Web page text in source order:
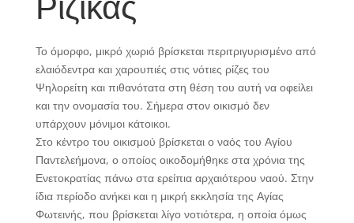
Το όμορφο, μικρό χωριό βρίσκεται περιτριγυρισμένο από
ελαιόδεντρα και χαρουπιές στις νότιες ρίζες του
Ψηλορείτη και πιθανότατα στη θέση του αυτή να οφείλει
και την ονομασία του. Σήμερα στον οικισμό δεν
υπάρχουν μόνιμοι κάτοικοι.
Στο κέντρο του οικισμού βρίσκεται ο ναός του Αγίου
Παντελεήμονα, ο οποίος οικοδομήθηκε στα χρόνια της
Ενετοκρατίας πάνω στα ερείπια αρχαιότερου ναού. Στην
ίδια περίοδο ανήκει και η μικρή εκκλησία της Αγίας
Φωτεινής, που βρίσκεται λίγο νοτιότερα, η οποία όμως